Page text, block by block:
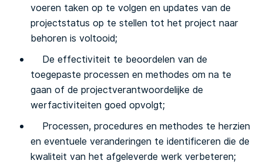
voeren taken op te volgen en updates van de
projectstatus op te stellen tot het project naar
behoren is voltooid;
De effectiviteit te beoordelen van de
toegepaste processen en methodes om na te
gaan of de projectverantwoordelijke de
werfactiviteiten goed opvolgt;
Processen, procedures en methodes te herzien
en eventuele veranderingen te identificeren die de
kwaliteit van het afgeleverde werk verbeteren;